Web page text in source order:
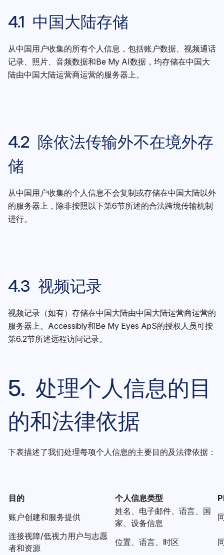
4.1 中国大陆存储
从中国用户收集的所有个人信息，包括账户数据、视频通话
记录、照片、音频数据和Be My AI数据，均存储在中国大
陆由中国大陆运营商运营的服务器上。
4.2 除依法传输外不在境外存
储
从中国用户收集的个人信息不会复制或存储在中国大陆以外
的服务器上，除非按照以下第6节所述的合法跨境传输机制
进行。
4.3 视频记录
视频记录（如有）存储在中国大陆由中国大陆运营商运营的
服务器上。Accessibly和Be My Eyes ApS的授权人员可按
第6.2节所述远程访问记录。
5. 处理个人信息的目
的和法律依据
下表描述了我们处理每项个人信息的主要目的及法律依据：
目的 个人信息类型
账户创建和服务提供
姓名、电子邮件、语言、国
家、设备信息
连接视障/低视力用户与志愿
者和资源
位置、语言、时区